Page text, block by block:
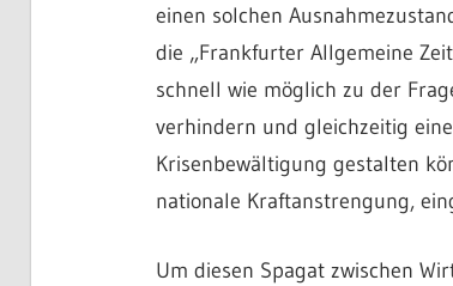
einen solchen
die „Frankfurter Allgemeine
schnell wie möglich zu der
verhindern und gleichzeitig
Krisenbewältigung gestalten
nationale Kraftanstrengung,
Um diesen Spagat zwischen